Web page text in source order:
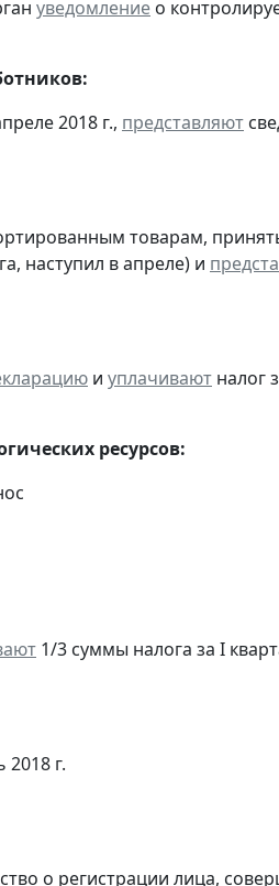
уведомление о
2018 г., представляют
товарам,
наступил в апреле) и
и уплачивают налог
ресурсов:
1/3 суммы налога за I
2018 г.
о регистрации лица,